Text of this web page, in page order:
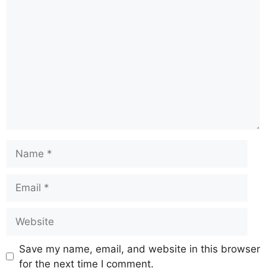
Save my name, email, and website in this browser
for the next time I comment.